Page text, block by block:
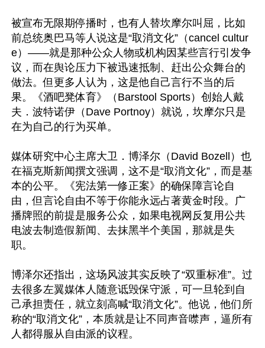
被宣布无限期停播时，也有人替坎摩尔叫屈，比如
前总统奥巴马等人说这是“取消文化”（cancel cultur
e）——就是那种公众人物或机构因某些言行引发争
议，而在舆论压力下被迅速抵制、赶出公众舞台的
做法。但更多人认为，这是他自己言行不当的后
果。《酒吧凳体育》（Barstool Sports）创始人戴
夫．波特诺伊（Dave Portnoy）就说，坎摩尔只是
在为自己的行为买单。
媒体研究中心主席大卫．博泽尔（David Bozell）也
在福克斯新闻撰文强调，这不是“取消文化”，而是基
本的公平。《宪法第一修正案》的确保障言论自
由，但言论自由不等于你能永远占著黄金时段。广
播牌照的前提是服务公众，如果电视网反复用公共
电波去制造假新闻、去抹黑半个美国，那就是失
职。
博泽尔还指出，这场风波其实反映了“双重标准”。过
去很多左翼媒体人随意诋毁保守派，可一旦轮到自
己承担责任，就立刻高喊“取消文化”。他说，他们所
称的“取消文化”，本质就是让不同声音噤声，逼所有
人都得服从自由派的议程。